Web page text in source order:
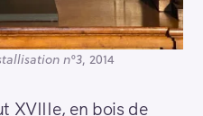
n°3, 2014
XVIIIe, en bois de